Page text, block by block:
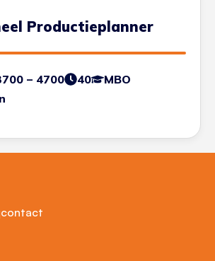
Productieplanner
– 4700 40
MBO
contact